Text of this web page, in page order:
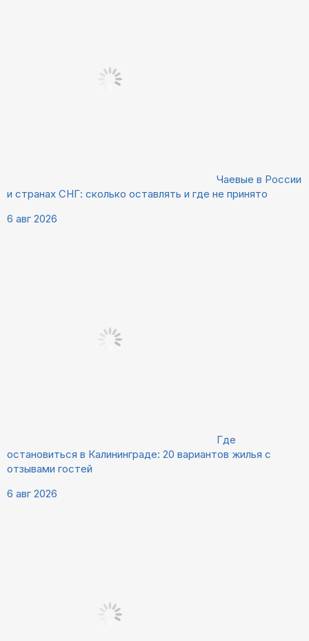
Чаевые в России
и странах СНГ: сколько оставлять и где не принято
6 авг 2026
Где
остановиться в Калининграде: 20 вариантов жилья с
отзывами гостей
6 авг 2026